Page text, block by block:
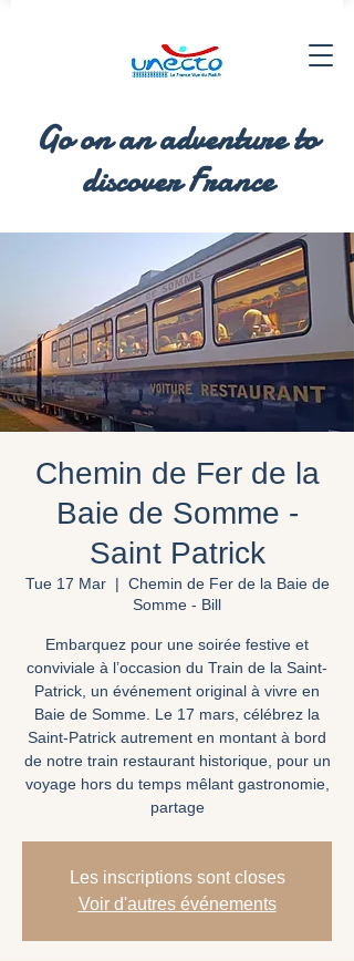
Go on an adventure to
discover France
Chemin de Fer de la
Baie de Somme -
Saint Patrick
Tue 17 Mar
  |
Chemin de Fer de la Baie de
Somme - Bill
Embarquez pour une soirée festive et
conviviale à l’occasion du Train de la Saint-
Patrick, un événement original à vivre en
Baie de Somme. Le 17 mars, célébrez la
Saint-Patrick autrement en montant à bord
de notre train restaurant historique, pour un
voyage hors du temps mêlant gastronomie,
partage
Les inscriptions sont closes
Voir d'autres événements